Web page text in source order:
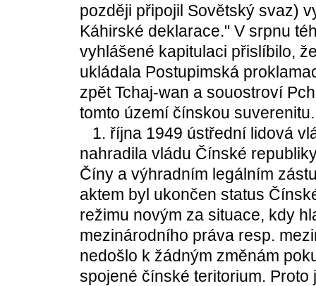
později připojil Sovětský svaz)
Káhirské deklarace." V srpnu
vyhlášené kapitulaci přislíbilo,
ukládala Postupimská
zpět Tchaj-wan a souostroví
tomto území čínskou suverenitu.
1. října 1949 ústřední lidová
nahradila vládu Čínské
Číny a výhradním legálním
aktem byl ukončen status
režimu novým za situace, kdy
mezinárodního práva resp.
nedošlo k žádným změnám
spojené čínské teritorium.